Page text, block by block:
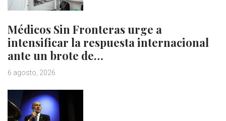
Médicos Sin Fronteras urge a
intensificar la respuesta internacional
ante un brote de…
6 agosto, 2026